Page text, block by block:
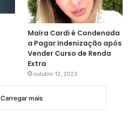
Maíra Cardi é Condenada
a Pagar Indenização após
Vender Curso de Renda
Extra
outubro 12, 2023
Carregar mais